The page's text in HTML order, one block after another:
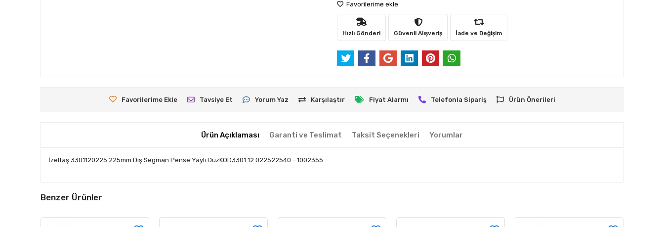
Favorilerime ekle
Hızlı Gönderi Güvenli Alışveriş İade ve Değişim
Favorilerime Ekle Tavsiye Et Yorum Yaz Karşılaştır Fiyat Alarmı Telefonla Sipariş Ürün Önerileri
Ürün Açıklaması Garanti ve Teslimat Taksit Seçenekleri Yorumlar
İzeltaş 3301120225 225mm Dış Segman Pense Yaylı DüzKOD3301 12 022522540 - 1002355
Benzer Ürünler